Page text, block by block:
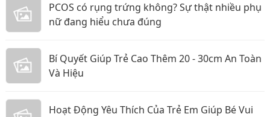
PCOS có rụng trứng không? Sự thật nhiều phụ
nữ đang hiểu chưa đúng
Bí Quyết Giúp Trẻ Cao Thêm 20 - 30cm An Toàn
Và Hiệu
Hoạt Động Yêu Thích Của Trẻ Em Giúp Bé Vui